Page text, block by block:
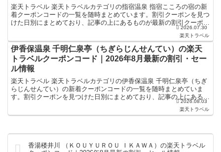
楽天トラベル 楽天トラベルカテゴリの指宿温泉 指宿こころの宿の新
着クーポンコードの一覧を随時まとめています。割引クーポンを見つ
けた日別にまとめており、記事の上にあるものが最新の割引クーポン
になります。ホテル・旅館宿泊の予約などで使えるクーポ...2026.07.30
楽天トラベル
伊香保温泉 千明仁泉亭（ちぎらじんせんてい）の楽天
トラベルクーポンコード｜2026年8月最新の割引・セー
ル情報
楽天トラベル 楽天トラベルカテゴリの伊香保温泉 千明仁泉亭（ちぎ
らじんせんてい）の新着クーポンコードの一覧を随時まとめていま
す。割引クーポンを見つけた日別にまとめており、記事の上にあるも
のが最新の割引クーポンになります。ホテル・旅館宿泊の予...2026.08.03
楽天トラベル
香湯楼井川 （ＫＯＵＹＵＲＯＵ ＩＫＡＷＡ）の楽天トラベル